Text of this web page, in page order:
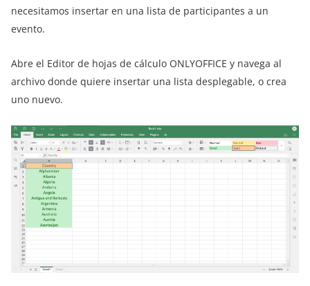
necesitamos insertar en una lista de participantes a un
evento.
Abre el Editor de hojas de cálculo ONLYOFFICE y navega al
archivo donde quiere insertar una lista desplegable, o crea
uno nuevo.